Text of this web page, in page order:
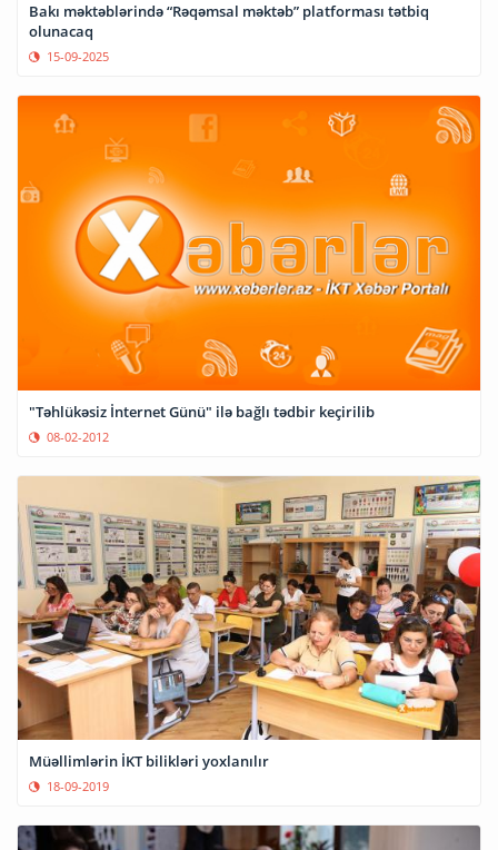
Bakı məktəblərində “Rəqəmsal məktəb” platforması tətbiq
olunacaq
15-09-2025
"Təhlükəsiz İnternet Günü" ilə bağlı tədbir keçirilib
08-02-2012
Müəllimlərin İKT bilikləri yoxlanılır
18-09-2019